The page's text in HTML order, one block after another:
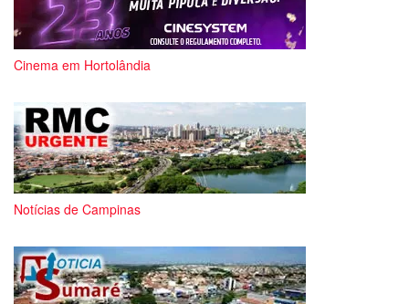
Cinema em Hortolândia
Notícias de Campinas